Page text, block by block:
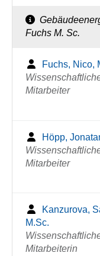
Fuchs M. Sc.
Fuchs, Nico,
Mitarbeiter
Höpp,
Mitarbeiter
Kanzurova,
M.Sc.
Mitarbeiterin